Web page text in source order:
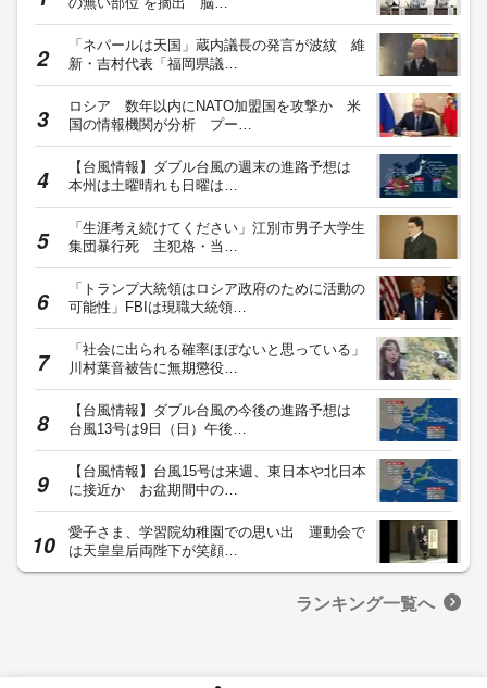
「ネパールは天国」蔵内議長の発言が波紋 維
新・吉村代表「福岡県議…
ロシア 数年以内にNATO加盟国を攻撃か 米
国の情報機関が分析 プー…
【台風情報】ダブル台風の週末の進路予想は
本州は土曜晴れも日曜は…
「生涯考え続けてください」江別市男子大学生
集団暴行死 主犯格・当…
「トランプ大統領はロシア政府のために活動の
可能性」FBIは現職大統領…
「社会に出られる確率ほぼないと思っている」
川村葉音被告に無期懲役…
【台風情報】ダブル台風の今後の進路予想は
台風13号は9日（日）午後…
【台風情報】台風15号は来週、東日本や北日本
に接近か お盆期間中の…
愛子さま、学習院幼稚園での思い出 運動会で
は天皇皇后両陛下が笑顔…
ランキング一覧へ